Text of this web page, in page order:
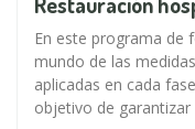
En este programa de
mundo de las
aplicadas en cada
objetivo de garantizar